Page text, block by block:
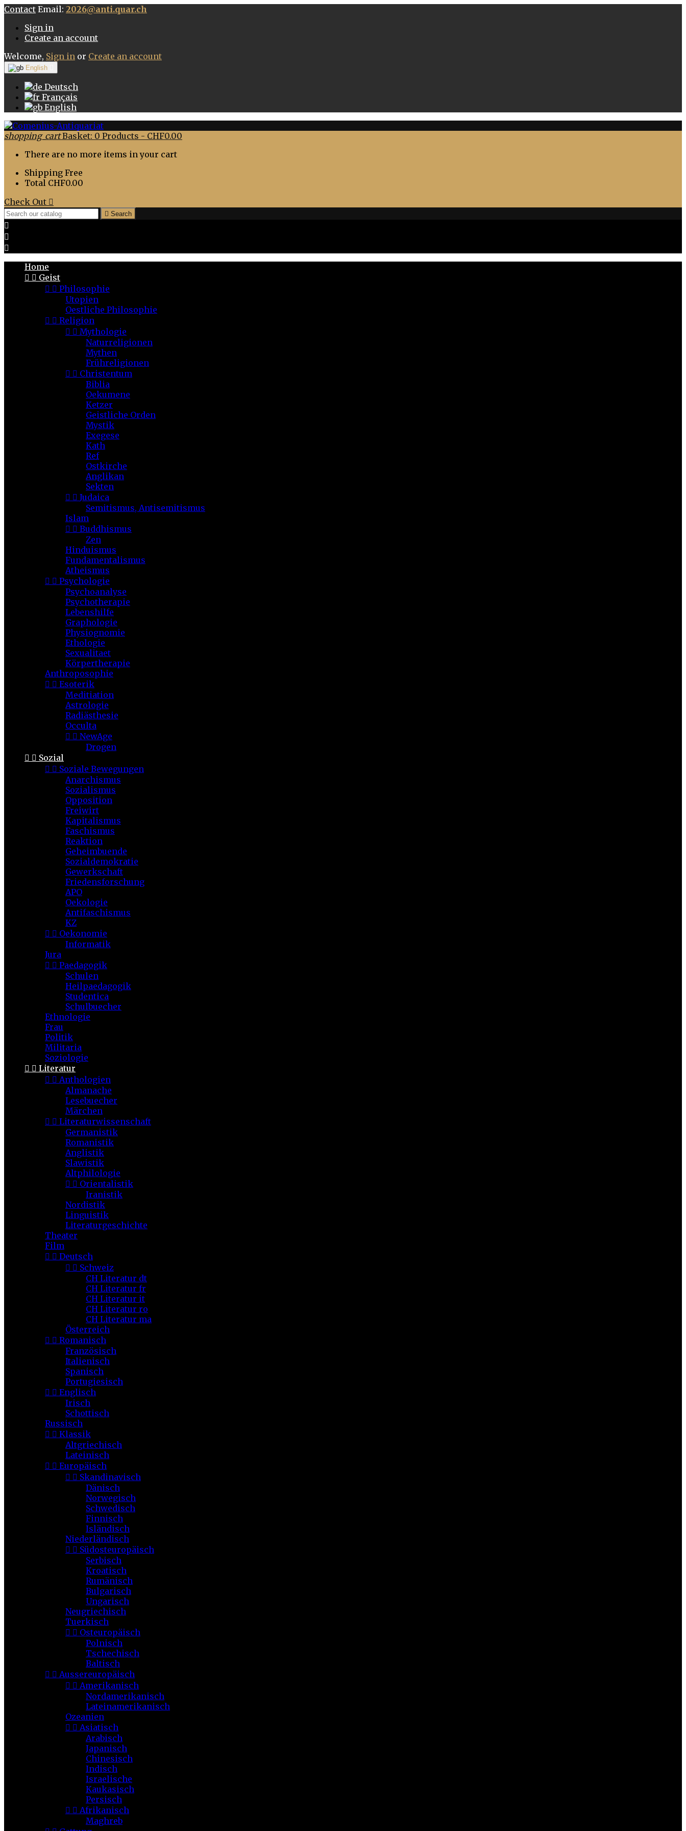
Contact Email: 2026@anti.quar.ch
Sign in
Create an account
Welcome, Sign in or Create an account
English
Deutsch
Français
English
shopping_cart Basket: 0 Products - CHF0.00
There are no more items in your cart
Shipping Free
Total CHF0.00
Check Out 
 Search



Home
  Geist
  Philosophie
Utopien
Oestliche Philosophie
  Religion
  Mythologie
Naturreligionen
Mythen
Frühreligionen
  Christentum
Biblia
Oekumene
Ketzer
Geistliche Orden
Mystik
Exegese
Kath
Ref
Ostkirche
Anglikan
Sekten
  Judaica
Semitismus, Antisemitismus
Islam
  Buddhismus
Zen
Hinduismus
Fundamentalismus
Atheismus
  Psychologie
Psychoanalyse
Psychotherapie
Lebenshilfe
Graphologie
Physiognomie
Ethologie
Sexualitaet
Körpertherapie
Anthroposophie
  Esoterik
Meditiation
Astrologie
Radiästhesie
Occulta
  NewAge
Drogen
  Sozial
  Soziale Bewegungen
Anarchismus
Sozialismus
Opposition
Freiwirt
Kapitalismus
Faschismus
Reaktion
Geheimbuende
Sozialdemokratie
Gewerkschaft
Friedensforschung
APO
Oekologie
Antifaschismus
KZ
  Oekonomie
Informatik
Jura
  Paedagogik
Schulen
Heilpaedagogik
Studentica
Schulbuecher
Ethnologie
Frau
Politik
Militaria
Soziologie
  Literatur
  Anthologien
Almanache
Lesebuecher
Märchen
  Literaturwissenschaft
Germanistik
Romanistik
Anglistik
Slawistik
Altphilologie
  Orientalistik
Iranistik
Nordistik
Linguistik
Literaturgeschichte
Theater
Film
  Deutsch
  Schweiz
CH Literatur dt
CH Literatur fr
CH Literatur it
CH Literatur ro
CH Literatur ma
Österreich
  Romanisch
Französisch
Italienisch
Spanisch
Portugiesisch
  Englisch
Irisch
Schottisch
Russisch
  Klassik
Altgriechisch
Lateinisch
  Europäisch
  Skandinavisch
Dänisch
Norwegisch
Schwedisch
Finnisch
Isländisch
Niederländisch
  Südosteuropäisch
Serbisch
Kroatisch
Rumänisch
Bulgarisch
Ungarisch
Neugriechisch
Tuerkisch
  Osteuropäisch
Polnisch
Tschechisch
Baltisch
  Aussereuropäisch
  Amerikanisch
Nordamerikanisch
Lateinamerikanisch
Ozeanien
  Asiatisch
Arabisch
Japanisch
Chinesisch
Indisch
Israelische
Kaukasisch
Persisch
  Afrikanisch
Maghreb